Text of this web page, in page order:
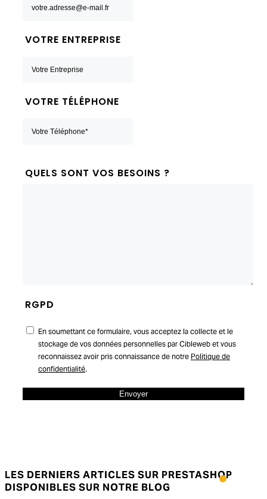
VOTRE ENTREPRISE
VOTRE TÉLÉPHONE
QUELS SONT VOS BESOINS ?
RGPD
En soumettant ce formulaire, vous acceptez la collecte et le
stockage de vos données personnelles par Cibleweb et vous
reconnaissez avoir pris connaissance de notre Politique de
confidentialité.
LES DERNIERS ARTICLES SUR PRESTASHOP
DISPONIBLES SUR NOTRE BLOG